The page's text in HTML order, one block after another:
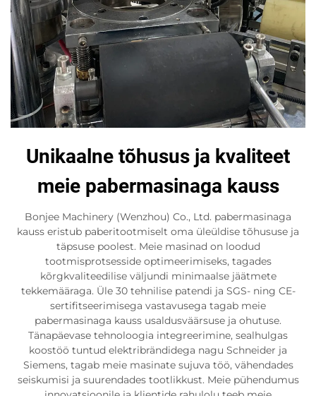
Unikaalne tõhusus ja kvaliteet
meie pabermasinaga kauss
Bonjee Machinery (Wenzhou) Co., Ltd. pabermasinaga
kauss eristub paberitootmiselt oma üleüldise tõhususe ja
täpsuse poolest. Meie masinad on loodud
tootmisprotsesside optimeerimiseks, tagades
kõrgkvaliteedilise väljundi minimaalse jäätmete
tekkemääraga. Üle 30 tehnilise patendi ja SGS- ning CE-
sertifitseerimisega vastavusega tagab meie
pabermasinaga kauss usaldusväärsuse ja ohutuse.
Tänapäevase tehnoloogia integreerimine, sealhulgas
koostöö tuntud elektribrändidega nagu Schneider ja
Siemens, tagab meie masinate sujuva töö, vähendades
seiskumisi ja suurendades tootlikkust. Meie pühendumus